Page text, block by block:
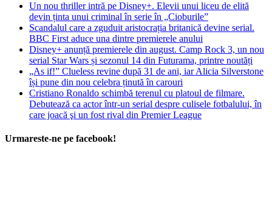
Un nou thriller intră pe Disney+. Elevii unui liceu de elită
devin ținta unui criminal în serie în „Cioburile”
Scandalul care a zguduit aristocrația britanică devine serial.
BBC First aduce una dintre premierele anului
Disney+ anunță premierele din august. Camp Rock 3, un nou
serial Star Wars și sezonul 14 din Futurama, printre noutăți
„As if!” Clueless revine după 31 de ani, iar Alicia Silverstone
își pune din nou celebra ținută în carouri
Cristiano Ronaldo schimbă terenul cu platoul de filmare.
Debutează ca actor într-un serial despre culisele fotbalului, în
care joacă şi un fost rival din Premier League
Urmareste-ne pe facebook!